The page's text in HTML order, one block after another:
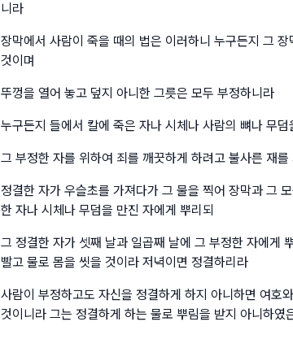
니라
장막에서 사람이 죽을 때의 법은 이러하니 누구든지 그
것이며
뚜껑을 열어 놓고 덮지 아니한 그릇은 모두 부정하니라
누구든지 들에서 칼에 죽은 자나 시체나 사람의 뼈나 무
그 부정한 자를 위하여 죄를 깨끗하게 하려고 불사른 재
정결한 자가 우슬초를 가져다가 그 물을 찍어 장막과 그
한 자나 시체나 무덤을 만진 자에게 뿌리되
그 정결한 자가 셋째 날과 일곱째 날에 그 부정한 자에게
빨고 물로 몸을 씻을 것이라 저녁이면 정결하리라
사람이 부정하고도 자신을 정결하게 하지 아니하면 여호
것이니라 그는 정결하게 하는 물로 뿌림을 받지 아니하였